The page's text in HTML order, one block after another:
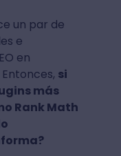
un par de
e
en
si
más
Rank Math